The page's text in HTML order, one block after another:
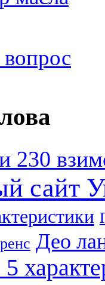
вопрос
230
сайт
Део